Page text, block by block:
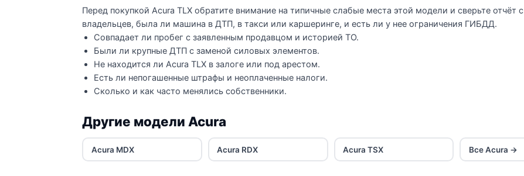
Перед покупкой Acura TLX обратите внимание на типичные слабые места этой модели и сверьте
владельцев, была ли машина в ДТП, в такси или каршеринге, и есть ли у нее ограничения ГИБДД.
Совпадает ли пробег с заявленным продавцом и историей ТО.
Были ли крупные ДТП с заменой силовых элементов.
Не находится ли Acura TLX в залоге или под арестом.
Есть ли непогашенные штрафы и неоплаченные налоги.
Сколько и как часто менялись собственники.
Другие модели Acura
Acura MDX Acura RDX Acura TSX Все Acura →